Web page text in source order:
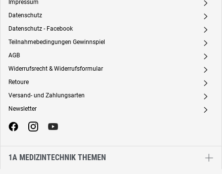
Impressum A
Datenschutz A
Datenschutz - Facebook A
Teilnahmebedingungen Gewinnspiel A
AGB A
Widerrufsrecht & Widerrufsformular A
Retoure A
Versand- und Zahlungsarten A
Newsletter A
1A MEDIZINTECHNIK THEMEN